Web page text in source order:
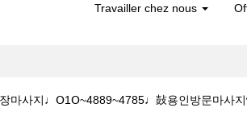
Travailler chez nous